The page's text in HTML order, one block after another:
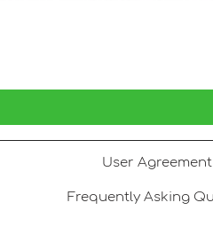
User Agreement